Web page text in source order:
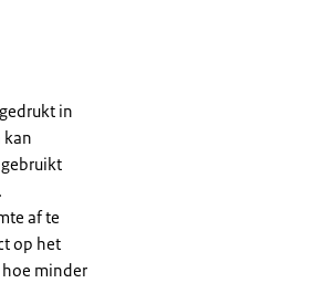
in
kan
af te
op het
hoe minder